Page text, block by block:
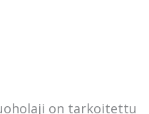
on tarkoitettu